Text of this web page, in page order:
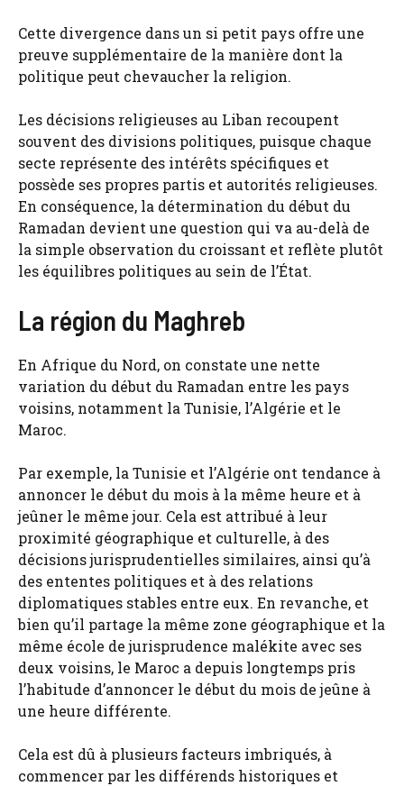
Cette divergence dans un si petit pays offre une
preuve supplémentaire de la manière dont la
politique peut chevaucher la religion.
Les décisions religieuses au Liban recoupent
souvent des divisions politiques, puisque chaque
secte représente des intérêts spécifiques et
possède ses propres partis et autorités religieuses.
En conséquence, la détermination du début du
Ramadan devient une question qui va au-delà de
la simple observation du croissant et reflète plutôt
les équilibres politiques au sein de l’État.
La région du Maghreb
En Afrique du Nord, on constate une nette
variation du début du Ramadan entre les pays
voisins, notamment la Tunisie, l’Algérie et le
Maroc.
Par exemple, la Tunisie et l’Algérie ont tendance à
annoncer le début du mois à la même heure et à
jeûner le même jour. Cela est attribué à leur
proximité géographique et culturelle, à des
décisions jurisprudentielles similaires, ainsi qu’à
des ententes politiques et à des relations
diplomatiques stables entre eux. En revanche, et
bien qu’il partage la même zone géographique et la
même école de jurisprudence malékite avec ses
deux voisins, le Maroc a depuis longtemps pris
l’habitude d’annoncer le début du mois de jeûne à
une heure différente.
Cela est dû à plusieurs facteurs imbriqués, à
commencer par les différends historiques et